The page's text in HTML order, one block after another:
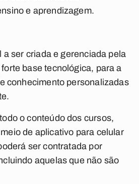
e aprendizagem.
a ser criada e gerenciada pela
base tecnológica, para a
conhecimento personalizadas
o conteúdo dos cursos,
de aplicativo para celular
ser contratada por
aquelas que não são